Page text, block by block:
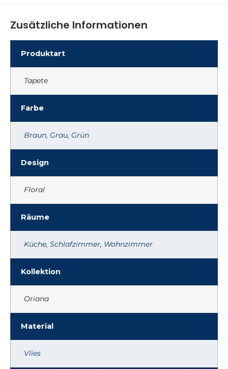
Zusätzliche Informationen
Produktart
Tapete
Farbe
Braun, Grau, Grün
Design
Floral
Räume
Küche, Schlafzimmer, Wohnzimmer
Kollektion
Oriana
Material
Vlies